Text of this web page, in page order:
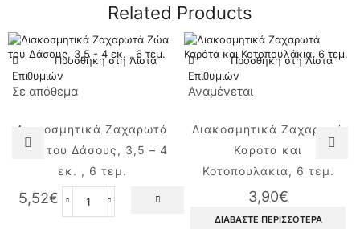
Related Products
Προσθήκη στη Λίστα
Επιθυμιών
Σε απόθεμα
Διακοσμητικά Ζαχαρωτά
Ζώα του Δάσους, 3,5 – 4
εκ. , 6 τεμ.
5,52€
Διακοσμητικά
Προσθήκη στη Λίστα
Επιθυμιών
Αναμένεται
Διακοσμητικά Ζαχαρωτά
Καρότα και
Κοτοπουλάκια, 6 τεμ.
3,90€
ΔΙΑΒΆΣΤΕ ΠΕΡΙΣΣΌΤΕΡΑ